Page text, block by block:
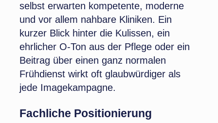
selbst erwarten kompetente, moderne
und vor allem nahbare Kliniken. Ein
kurzer Blick hinter die Kulissen, ein
ehrlicher O-Ton aus der Pflege oder ein
Beitrag über einen ganz normalen
Frühdienst wirkt oft glaubwürdiger als
jede Imagekampagne.
Fachliche Positionierung